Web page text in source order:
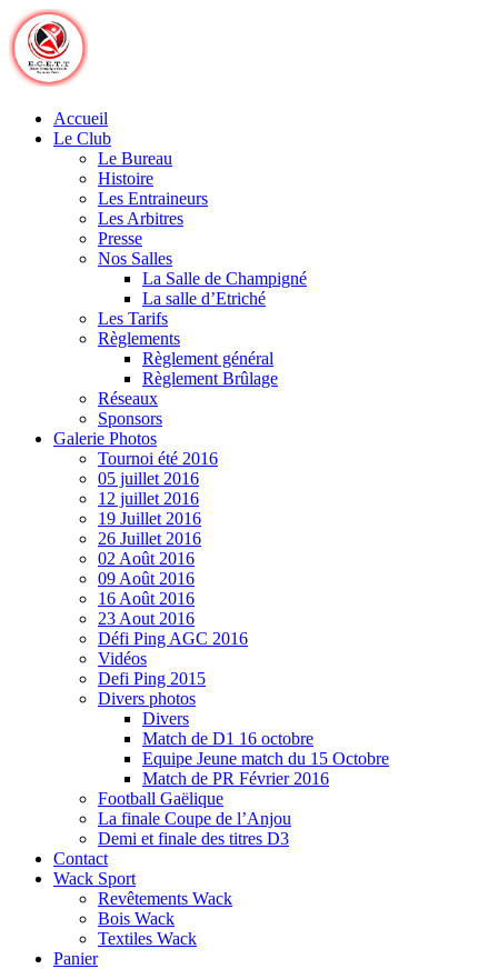
Skip
to
content
Accueil
Le Club
Le Bureau
Histoire
Les Entraineurs
Les Arbitres
Presse
Nos Salles
La Salle de Champigné
La salle d’Etriché
Les Tarifs
Règlements
Règlement général
Règlement Brûlage
Réseaux
Sponsors
Galerie Photos
Tournoi été 2016
05 juillet 2016
12 juillet 2016
19 Juillet 2016
26 Juillet 2016
02 Août 2016
09 Août 2016
16 Août 2016
23 Aout 2016
Défi Ping AGC 2016
Vidéos
Defi Ping 2015
Divers photos
Divers
Match de D1 16 octobre
Equipe Jeune match du 15 Octobre
Match de PR Février 2016
Football Gaëlique
La finale Coupe de l’Anjou
Demi et finale des titres D3
Contact
Wack Sport
Revêtements Wack
Bois Wack
Textiles Wack
Panier